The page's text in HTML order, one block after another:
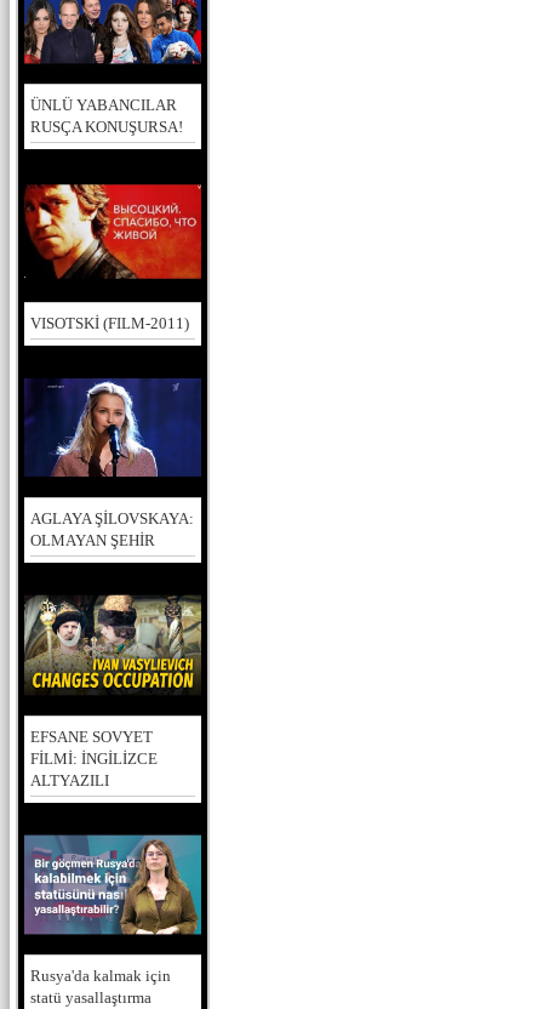
ÜNLÜ YABANCILAR
RUSÇA KONUŞURSA!
VISOTSKİ (FILM-2011)
AGLAYA ŞİLOVSKAYA:
OLMAYAN ŞEHİR
EFSANE SOVYET
FİLMİ: İNGİLİZCE
ALTYAZILI
Rusya'da kalmak için
statü yasallaştırma